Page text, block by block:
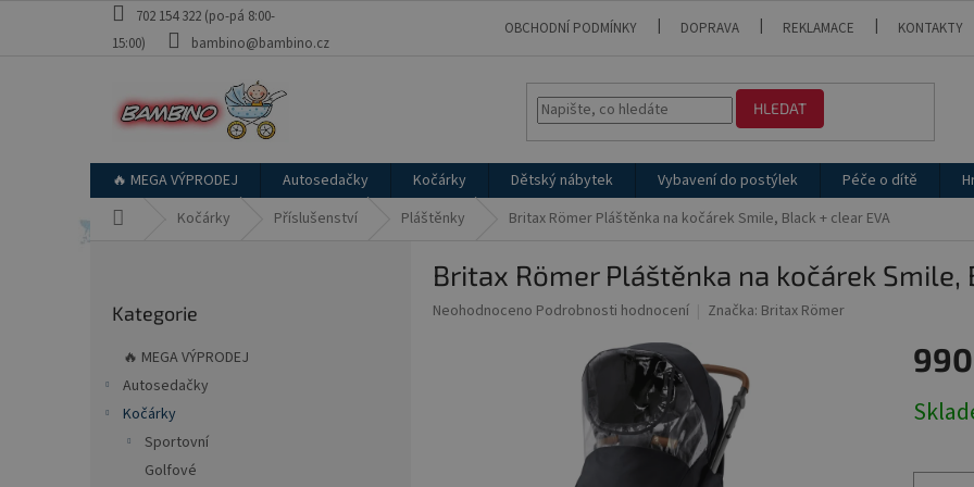
702 154 322 (po-pá 8:00-
15:00)
bambino@bambino.cz
OBCHODNÍ PODMÍNKY DOPRAVA REKLAMACE KONTAKTY
HLEDAT
🔥 MEGA VÝPRODEJ Autosedačky Kočárky Dětský nábytek Vybavení do postýlek Péče o dítě
Kočárky Příslušenství Pláštěnky Britax Römer Pláštěnka na kočárek Smile, Black + clear EVA
kategorie
Kategorie
🔥 MEGA VÝPRODEJ
Autosedačky
Kočárky
Sportovní
Golfové
Britax Römer Pláštěnka na kočárek Smile,
Průměrné
Neohodnoceno Podrobnosti hodnocení Značka: Britax Römer
cena: